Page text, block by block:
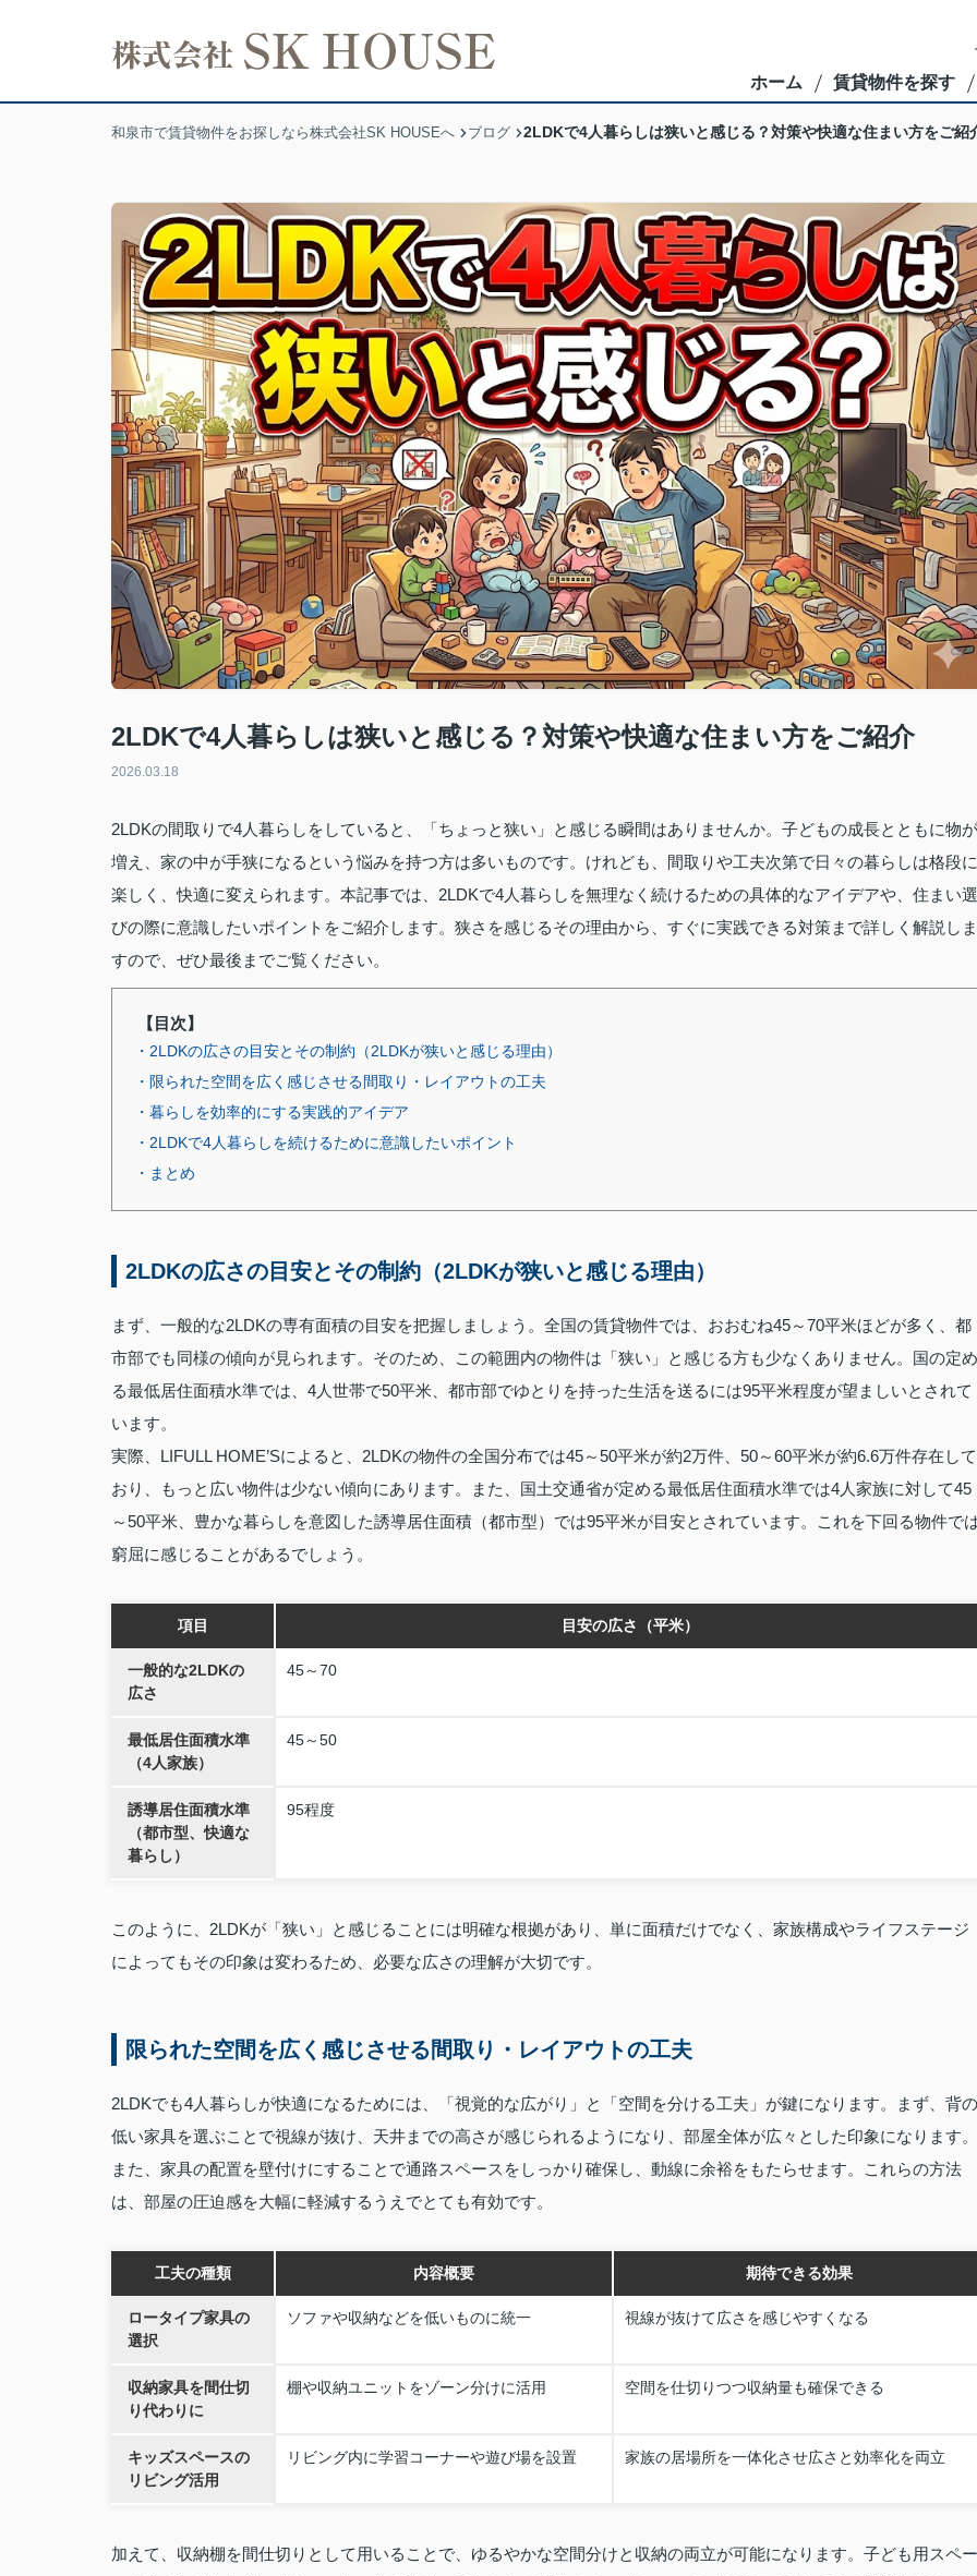
ホーム 賃貸物件を探す
和泉市で賃貸物件をお探しなら株式会社SK HOUSEへ ブログ 2LDKで4人暮らしは狭いと感じる？対策や快適な住まい方をご紹
2LDKで4人暮らしは狭いと感じる？対策や快適な住まい方をご紹介
2026.03.18
2LDKの間取りで4人暮らしをしていると、「ちょっと狭い」と感じる瞬間はありませんか。子どもの成長とともに物が
増え、家の中が手狭になるという悩みを持つ方は多いものです。けれども、間取りや工夫次第で日々の暮らしは格段に
楽しく、快適に変えられます。本記事では、2LDKで4人暮らしを無理なく続けるための具体的なアイデアや、住まい選
びの際に意識したいポイントをご紹介します。狭さを感じるその理由から、すぐに実践できる対策まで詳しく解説しま
すので、ぜひ最後までご覧ください。
【目次】
・2LDKの広さの目安とその制約（2LDKが狭いと感じる理由）
・限られた空間を広く感じさせる間取り・レイアウトの工夫
・暮らしを効率的にする実践的アイデア
・2LDKで4人暮らしを続けるために意識したいポイント
・まとめ
2LDKの広さの目安とその制約（2LDKが狭いと感じる理由）
まず、一般的な2LDKの専有面積の目安を把握しましょう。全国の賃貸物件では、おおむね45～70平米ほどが多く、都
市部でも同様の傾向が見られます。そのため、この範囲内の物件は「狭い」と感じる方も少なくありません。国の定め
る最低居住面積水準では、4人世帯で50平米、都市部でゆとりを持った生活を送るには95平米程度が望ましいとされて
います。
実際、LIFULL HOME’Sによると、2LDKの物件の全国分布では45～50平米が約2万件、50～60平米が約6.6万件存在して
おり、もっと広い物件は少ない傾向にあります。また、国土交通省が定める最低居住面積水準では4人家族に対して45
～50平米、豊かな暮らしを意図した誘導居住面積（都市型）では95平米が目安とされています。これを下回る物件で
窮屈に感じることがあるでしょう。
項目 目安の広さ（平米）
一般的な2LDKの
広さ
45～70
最低居住面積水準
（4人家族）
45～50
誘導居住面積水準
（都市型、快適な
暮らし）
95程度
このように、2LDKが「狭い」と感じることには明確な根拠があり、単に面積だけでなく、家族構成やライフステージ
によってもその印象は変わるため、必要な広さの理解が大切です。
限られた空間を広く感じさせる間取り・レイアウトの工夫
2LDKでも4人暮らしが快適になるためには、「視覚的な広がり」と「空間を分ける工夫」が鍵になります。まず、背の
低い家具を選ぶことで視線が抜け、天井までの高さが感じられるようになり、部屋全体が広々とした印象になります。
また、家具の配置を壁付けにすることで通路スペースをしっかり確保し、動線に余裕をもたらせます。これらの方法
は、部屋の圧迫感を大幅に軽減するうえでとても有効です。
工夫の種類 内容概要 期待できる効果
ロータイプ家具の
選択
ソファや収納などを低いものに統一 視線が抜けて広さを感じやすくなる
収納家具を間仕切
り代わりに
棚や収納ユニットをゾーン分けに活用 空間を仕切りつつ収納量も確保できる
キッズスペースの
リビング活用
リビング内に学習コーナーや遊び場を設置 家族の居場所を一体化させ広さと効率化を両立
加えて、収納棚を間仕切りとして用いることで、ゆるやかな空間分けと収納の両立が可能になります。子ども用スペー